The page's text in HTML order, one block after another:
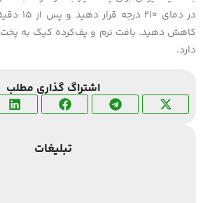
کاهش دهید. بافت نرم و پف‌کرده کیک به
دارد.
اشتراگ گذاری مطلب
تبلیغات